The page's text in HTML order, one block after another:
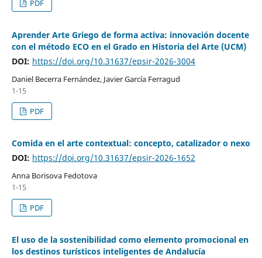
PDF
Aprender Arte Griego de forma activa: innovación docente
con el método ECO en el Grado en Historia del Arte (UCM)
DOI: https://doi.org/10.31637/epsir-2026-3004
Daniel Becerra Fernández, Javier García Ferragud
1-15
PDF
Comida en el arte contextual: concepto, catalizador o nexo
DOI: https://doi.org/10.31637/epsir-2026-1652
Anna Borisova Fedotova
1-15
PDF
El uso de la sostenibilidad como elemento promocional en
los destinos turísticos inteligentes de Andalucía